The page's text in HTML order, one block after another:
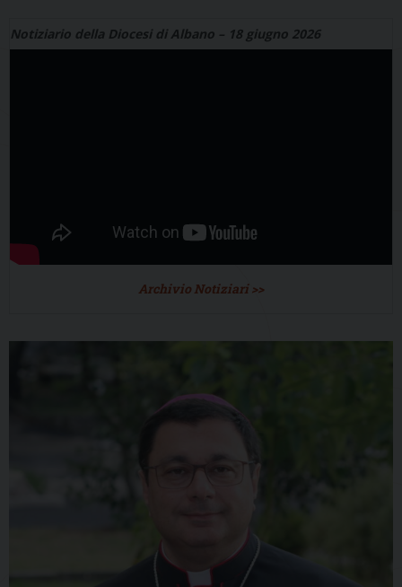
Notiziario della Diocesi di Albano – 18 giugno 2026
Archivio Notiziari >>